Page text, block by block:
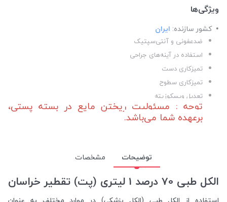
ویژگی‌ها
کشور سازنده: ایران
ضدعفونی و آنتی‌سپتیک
استفاده در آینه‌های جراحی
تمیزکاری دست
تمیزکاری سطوح
تعدیل ویسکوزیته
توجه : مسئولیت ریختن مایع در بسته پستی،
برعهده شما می‌باشد.
توضیحات مشخصات
الکل طبی 70 درصد 1 لیتری (پت) تقطیر خراسان